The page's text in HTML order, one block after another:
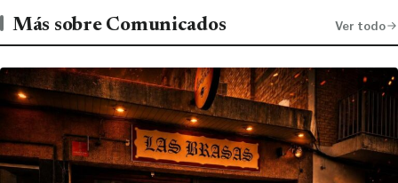
Más sobre Comunicados Ver todo